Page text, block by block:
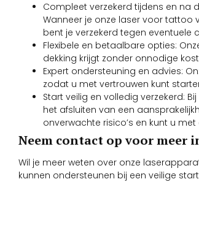
Compleet verzekerd tijdens en na
Wanneer je onze laser voor tattoo
bent je verzekerd tegen
Flexibele en betaalbare opties:
dekking krijgt zonder onnodige
Expert ondersteuning en advies:
zodat u met vertrouwen kunt
Start veilig en volledig verzekerd:
het afsluiten van een
onverwachte risico’s en kunt u
Neem contact op voor meer
Wil je meer weten over onze
kunnen ondersteunen bij een veilige